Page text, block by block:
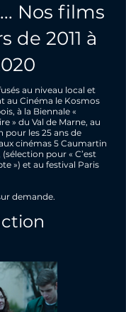
Nos films
de 2011 à
au niveau local et
au Cinéma le Kosmos
à la Biennale «
» du Val de Marne, au
pour les 25 ans de
cinémas 5 Caumartin
pour « C’est
») et au festival Paris
demande.